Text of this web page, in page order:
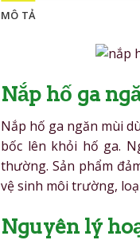
MÔ TẢ
Nắp hố ga
Nắp hố ga ngăn mùi
bốc lên khỏi hố ga.
thường. Sản phẩm
vệ sinh môi trường,
Nguyên lý